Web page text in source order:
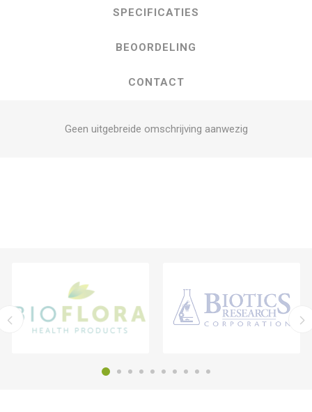
SPECIFICATIES
BEOORDELING
CONTACT
Geen uitgebreide omschrijving aanwezig